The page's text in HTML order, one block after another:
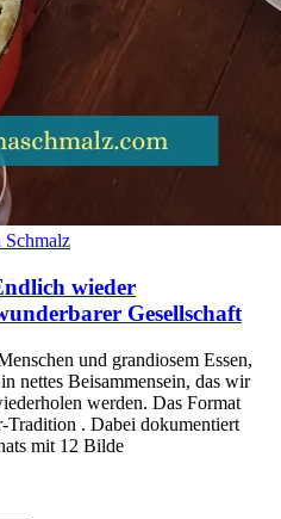
Schmalz
wieder
Gesellschaft
und grandiosem Essen,
nettes Beisammensein, das wir
werden. Das Format
Tradition . Dabei dokumentiert
mit 12 Bilde